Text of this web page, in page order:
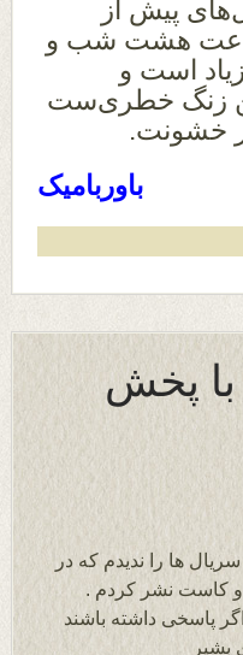
پیش از
هشت شب و
است و
این زنگ خطری‌ست
خشونت.
باوربامیک
با پخش
ها را ندیدم که در
و کاست نشر کردم .
پاسخی داشته باشند